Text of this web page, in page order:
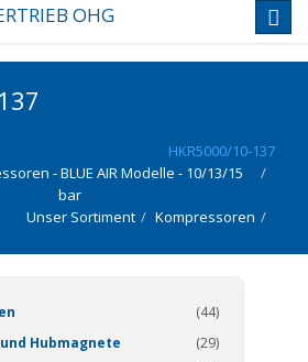
OHG
HKR5000/10-137
- BLUE AIR Modelle - 10/13/15
bar
Kompressoren
Unser Sortiment
(44)
Hubmagnete
(29)